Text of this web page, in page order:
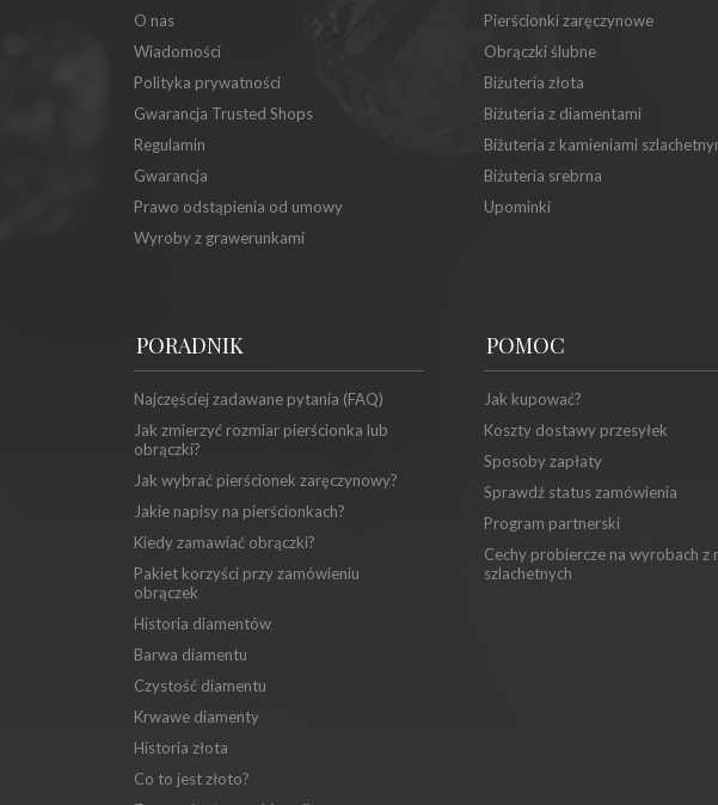
O nas
Wiadomości
Polityka prywatności
Gwarancja Trusted Shops
Regulamin
Gwarancja
Prawo odstąpienia od umowy
Wyroby z grawerunkami
Pierścionki zaręczynowe
Obrączki ślubne
Biżuteria złota
Biżuteria z diamentami
Biżuteria z kamieniami
Biżuteria srebrna
Upominki
PORADNIK
Najczęściej zadawane pytania (FAQ)
Jak zmierzyć rozmiar pierścionka lub
obrączki?
Jak wybrać pierścionek zaręczynowy?
Jakie napisy na pierścionkach?
Kiedy zamawiać obrączki?
Pakiet korzyści przy zamówieniu
obrączek
Historia diamentów
Barwa diamentu
Czystość diamentu
Krwawe diamenty
Historia złota
Co to jest złoto?
POMOC
Jak kupować?
Koszty dostawy przesyłek
Sposoby zapłaty
Sprawdź status zamówienia
Program partnerski
Cechy probiercze na wyrobach z
szlachetnych